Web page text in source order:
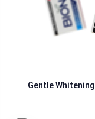
خمیر دندان سفید کننده Gentle Whitening